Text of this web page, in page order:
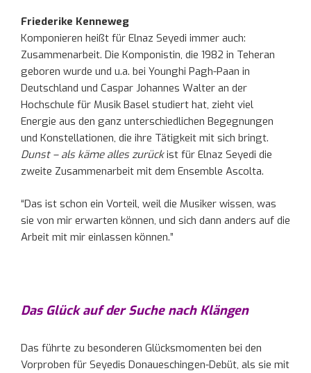
Friederike Kenneweg
Komponieren heißt für Elnaz Seyedi immer auch:
Zusammenarbeit. Die Komponistin, die 1982 in Teheran
geboren wurde und u.a. bei Younghi Pagh-Paan in
Deutschland und Caspar Johannes Walter an der
Hochschule für Musik Basel studiert hat, zieht viel
Energie aus den ganz unterschiedlichen Begegnungen
und Konstellationen, die ihre Tätigkeit mit sich bringt.
Dunst – als käme alles zurückist für Elnaz Seyedi die
zweite Zusammenarbeit mit dem Ensemble Ascolta.
“Das ist schon ein Vorteil, weil die Musiker wissen, was
sie von mir erwarten können, und sich dann anders auf die
Arbeit mit mir einlassen können.”
Das Glück auf der Suche nach Klängen
Das führte zu besonderen Glücksmomenten bei den
Vorproben für Seyedis Donaueschingen-Debüt, als sie mit